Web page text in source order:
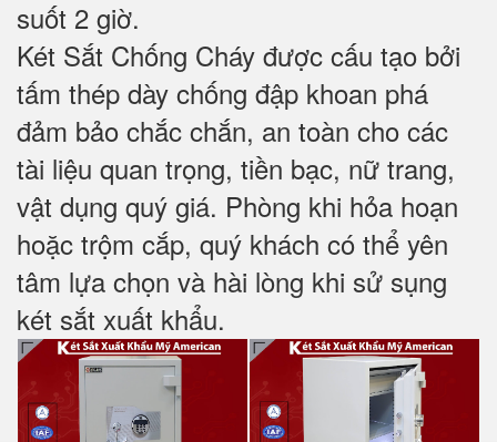
suốt 2 giờ.
Két Sắt Chống Cháy được cấu tạo bởi
tấm thép dày chống đập khoan phá
đảm bảo chắc chắn, an toàn cho các
tài liệu quan trọng, tiền bạc, nữ trang,
vật dụng quý giá. Phòng khi hỏa hoạn
hoặc trộm cắp, quý khách có thể yên
tâm lựa chọn và hài lòng khi sử sụng
két sắt xuất khẩu.